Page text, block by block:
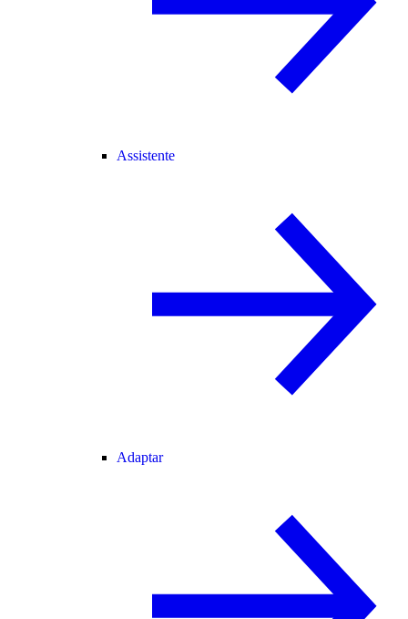
Assistente
Adaptar